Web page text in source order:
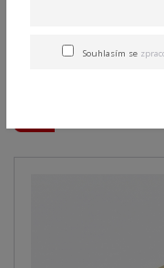
Regular T-
Souhlasím se